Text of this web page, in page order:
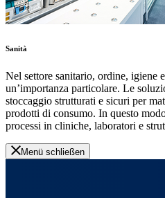
Sanità
Nel settore sanitario, ordine, igiene
un’importanza particolare. Le
stoccaggio strutturati e sicuri per
prodotti di consumo. In questo
processi in cliniche, laboratori e
Menü schließen